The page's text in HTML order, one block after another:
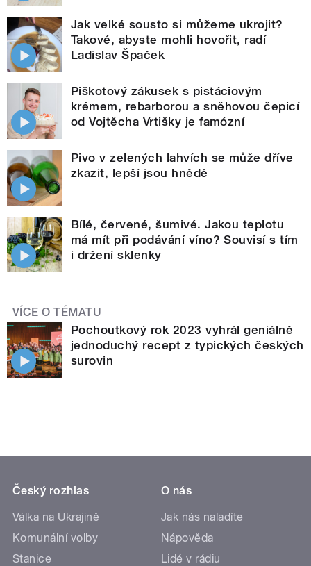
Jak velké sousto si můžeme ukrojit?
Takové, abyste mohli hovořit, radí
Ladislav Špaček
Piškotový zákusek s pistáciovým
krémem, rebarborou a sněhovou čepicí
od Vojtěcha Vrtišky je famózní
Pivo v zelených lahvích se může dříve
zkazit, lepší jsou hnědé
Bílé, červené, šumivé. Jakou teplotu
má mít při podávání víno? Souvisí s tím
i držení sklenky
VÍCE O TÉMATU
Pochoutkový rok 2023 vyhrál geniálně
jednoduchý recept z typických českých
surovin
Český rozhlas
Válka na Ukrajině
Komunální volby
Stanice
O nás
Jak nás naladíte
Nápověda
Lidé v rádiu